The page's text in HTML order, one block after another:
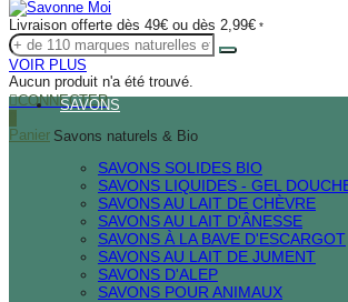
Livraison offerte dès 49€ ou dès 2,99€ *
VOIR PLUS
Aucun produit n'a été trouvé.
CONNECTER
Panier
SAVONS
Savons naturels & Bio
SAVONS SOLIDES BIO
SAVONS LIQUIDES - GEL
SAVONS AU LAIT DE CHÈVRE
SAVONS AU LAIT D'ÂNESSE
SAVONS À LA BAVE D'ESCARGOT
SAVONS AU LAIT DE JUMENT
SAVONS D'ALEP
SAVONS POUR ANIMAUX